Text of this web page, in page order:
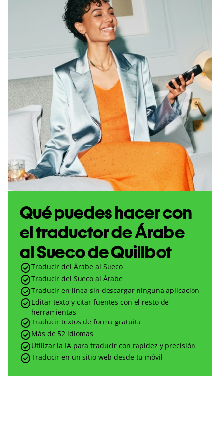
Qué puedes hacer con
el traductor de Árabe
al Sueco de Quillbot
Traducir del Árabe al Sueco
Traducir del Sueco al Árabe
Traducir en línea sin descargar ninguna aplicación
Editar texto y citar fuentes con el resto de
herramientas
Traducir textos de forma gratuita
Más de 52 idiomas
Utilizar la IA para traducir con rapidez y precisión
Traducir en un sitio web desde tu móvil